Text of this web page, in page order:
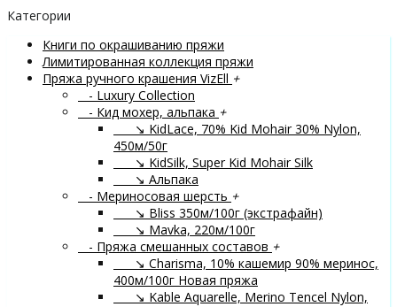
Категории
Книги по окрашиванию пряжи
Лимитированная коллекция пряжи
Пряжа ручного крашения VizEll +
- Luxury Collection
- Кид мохер, альпака +
↘ KidLace, 70% Kid Mohair 30% Nylon,
450м/50г
↘ KidSilk, Super Kid Mohair Silk
↘ Альпака
- Мериносовая шерсть +
↘ Bliss 350м/100г (экстрафайн)
↘ Mavka, 220м/100г
- Пряжа смешанных составов +
↘ Charisma, 10% кашемир 90% меринос,
400м/100г Новая пряжа
↘ Kable Aquarelle, Merino Tencel Nylon,